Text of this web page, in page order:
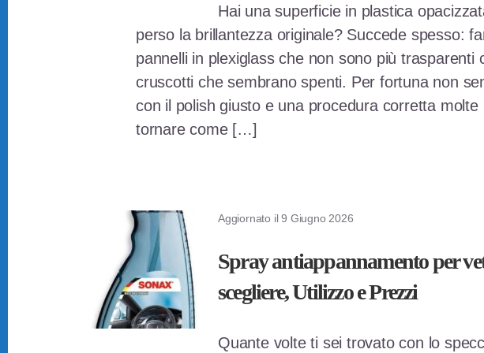
Hai una superficie in plastica
perso la brillantezza originale? Succede spesso:
pannelli in plexiglass che non sono più trasparenti
cruscotti che sembrano spenti. Per fortuna non
con il polish giusto e una procedura corretta molte
tornare come […]
Aggiornato il9 Giugno 2026
Spray antiappannamento per
scegliere, Utilizzo e Prezzi
Quante volte ti sei trovato con lo